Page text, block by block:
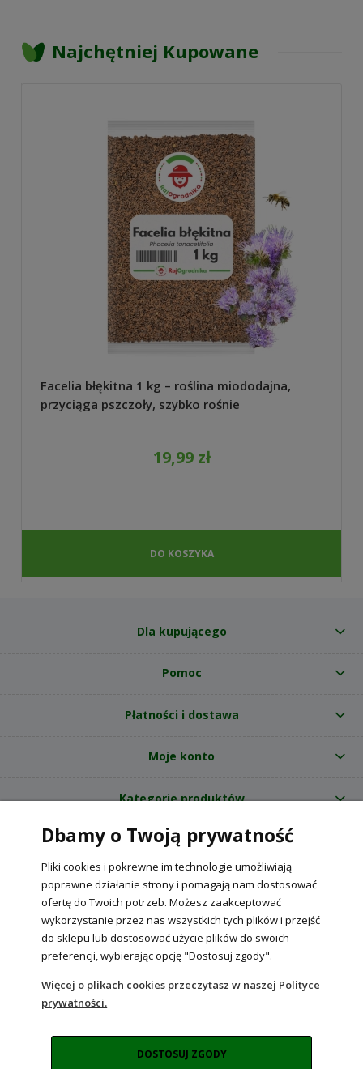
Najchętniej Kupowane
Facelia błękitna 1 kg – roślina miododajna,
przyciąga pszczoły, szybko rośnie
19,99 zł
DO KOSZYKA
Dla kupującego
Pomoc
Płatności i dostawa
Moje konto
Kategorie produktów
O nas
Internetowy sklep ogrodniczy z nasionami RajOgrodnika.pl
NIP: 6090037061, REGON: 260240470 | Czarnca, ul. Tęczowa 31, 29-100
Włoszczowa
POKAŻ PEŁNĄ WERSJĘ STRONY
Sklep internetowy Shoper Premium
Dbamy o Twoją prywatność
Pliki cookies i pokrewne im technologie umożliwiają
poprawne działanie strony i pomagają nam dostosować
ofertę do Twoich potrzeb. Możesz zaakceptować
wykorzystanie przez nas wszystkich tych plików i przejść
do sklepu lub dostosować użycie plików do swoich
preferencji, wybierając opcję "Dostosuj zgody".
Więcej o plikach cookies przeczytasz w naszej Polityce
prywatności.
DOSTOSUJ ZGODY